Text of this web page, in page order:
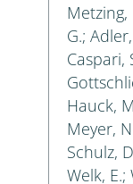
Metzing,
G.;
Caspari,
Hauck,
Meyer,
Schulz,
Welk, E.;